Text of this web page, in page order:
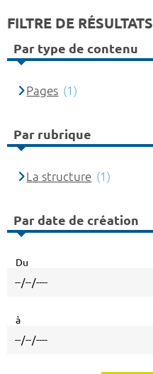
FILTRE DE RÉSULTATS
Par type de contenu
Pages (1)
Par rubrique
La structure (1)
Par date de création
Du
à